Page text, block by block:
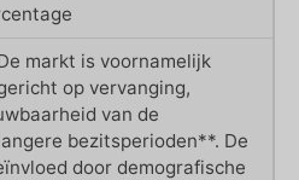
markt is voornamelijk
op vervanging,
van de
bezitsperioden**. De
door demografische